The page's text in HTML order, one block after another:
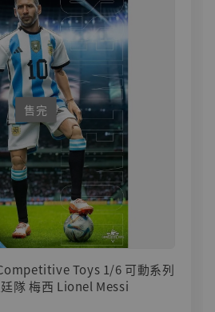
售完
Toys 1/6 可動系列
隊 梅西 Lionel Messi